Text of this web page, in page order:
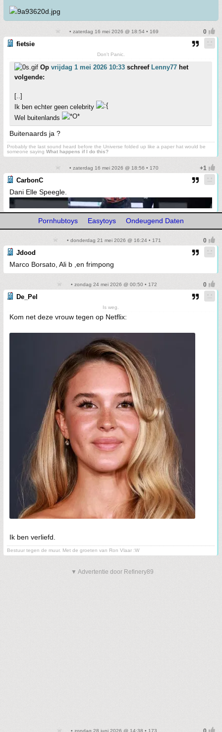
• zaterdag 16 mei 2026 @ 18:54 • 169
fietsie
Don't Panic.
Op vrijdag 1 mei 2026 10:33 schreef Lenny77 het
volgende:
[..]
Ik ben echter geen celebrity
Wel buitenlands
Buitenaards ja ?
Probably the last sound heard before the Universe folded up like a paper hat would be
someone saying What happens if I do this?
• zaterdag 16 mei 2026 @ 18:56 • 170
CarbonC
Dani Elle Speegle.
Pornhubtoys Easytoys Ondeugend Daten
• donderdag 21 mei 2026 @ 16:24 • 171
Jdood
Marco Borsato, Ali b ,en frimpong
• zondag 24 mei 2026 @ 00:50 • 172
De_Pel
Is weg.
Kom net deze vrouw tegen op Netflix:
Ik ben verliefd.
Bestuur tegen de muur. Met de groeten van Ron Vlaar :W
▼ Advertentie door Refinery89
• zondag 28 juni 2026 @ 14:38 • 173